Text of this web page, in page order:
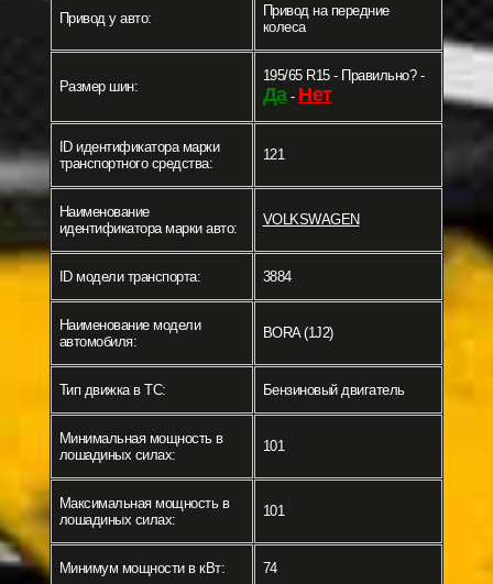
Привод у авто:
Привод на передние
колеса
Размер шин:
195/65 R15 - Правильно? -
Да- Нет
ID идентификатора марки
транспортного средства:
121
Наименование
идентификатора марки авто:
VOLKSWAGEN
ID модели транспорта: 3884
Наименование модели
автомобиля:
BORA (1J2)
Тип движка в ТС: Бензиновый двигатель
Минимальная мощность в
лошадиных силах:
101
Максимальная мощность в
лошадиных силах:
101
Минимум мощности в кВт: 74